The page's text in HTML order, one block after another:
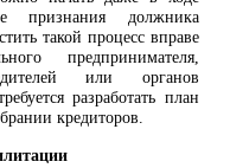
признания должника
такой процесс вправе
предпринимателя,
или органов
разработать план
кредиторов.